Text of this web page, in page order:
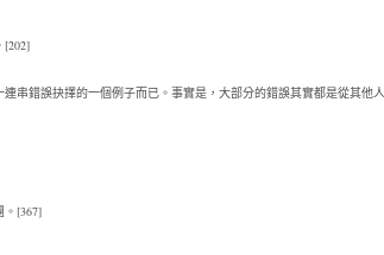
[202]
串錯誤抉擇的一個例子而已。事實是，大部分的錯誤其實都是從其他
。[367]